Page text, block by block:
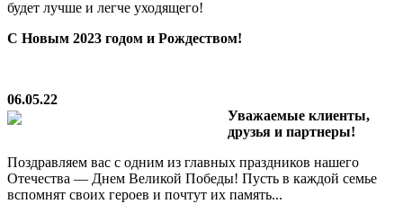
будет лучше и легче уходящего!
С Новым 2023 годом и Рождеством!
06.05.22
Уважаемые клиенты,
друзья и партнеры!
Поздравляем вас с одним из главных праздников нашего
Отечества — Днем Великой Победы! Пусть в каждой семье
вспомнят своих героев и почтут их память...